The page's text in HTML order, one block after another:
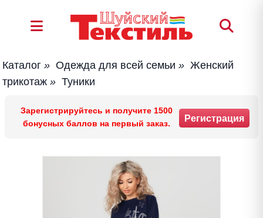
Каталог » Одежда для всей семьи » Женский
трикотаж » Туники
Зарегистрируйтесь и получите 1500
бонусных баллов на первый заказ.
Регистрация